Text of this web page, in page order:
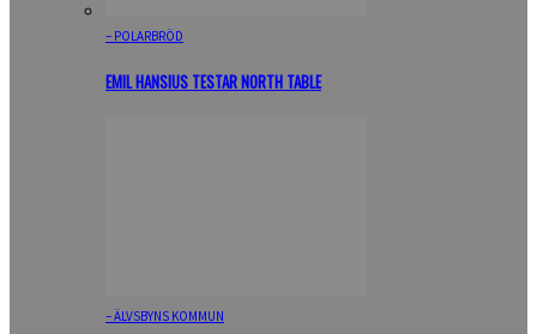
– POLARBRÖD
EMIL HANSIUS TESTAR NORTH TABLE
– ÄLVSBYNS KOMMUN